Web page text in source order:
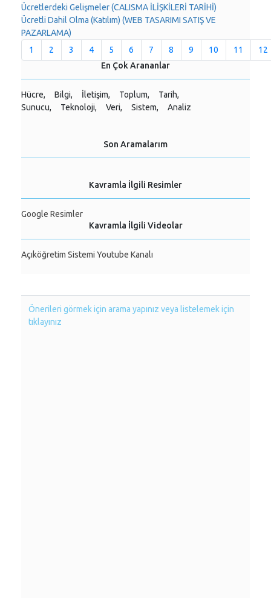
Ücretlerdeki Gelişmeler (CALISMA İLİŞKİLERİ TARİHİ)
Ücretli Dahil Olma (Katılım) (WEB TASARIMI SATIŞ VE
PAZARLAMA)
1
2 3 4 5 6 7 8 9 10 11
12
En Çok Arananlar
Hücre, Bilgi, İletişim, Toplum,
Tarih,
Sunucu,
Teknoloji, Veri, Sistem, Analiz
Son Aramalarım
Kavramla İlgili Resimler
Google Resimler
Kavramla İlgili Videolar
Açıköğretim Sistemi Youtube Kanalı
Önerileri görmek için arama yapınız veya listelemek için
tıklayınız